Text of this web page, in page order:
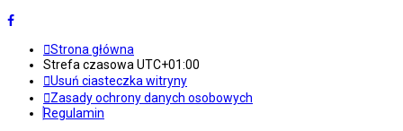
Strona główna
Strefa czasowa UTC+01:00
Usuń ciasteczka witryny
Zasady ochrony danych osobowych
Regulamin